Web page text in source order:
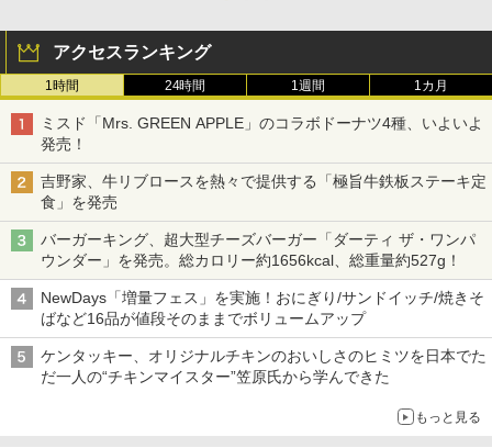
アクセスランキング
1時間 24時間 1週間 1カ月
ミスド「Mrs. GREEN APPLE」のコラボドーナツ4種、いよいよ
発売！
吉野家、牛リブロースを熱々で提供する「極旨牛鉄板ステーキ定
食」を発売
バーガーキング、超大型チーズバーガー「ダーティ ザ・ワンパ
ウンダー」を発売。総カロリー約1656kcal、総重量約527g！
NewDays「増量フェス」を実施！おにぎり/サンドイッチ/焼きそ
ばなど16品が値段そのままでボリュームアップ
ケンタッキー、オリジナルチキンのおいしさのヒミツを日本でた
だ一人の“チキンマイスター”笠原氏から学んできた
もっと見る